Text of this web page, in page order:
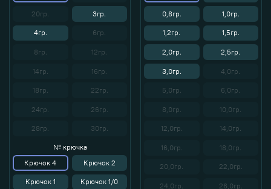
20гр. 3гр.
4гр. 6гр.
8гр. 12гр.
14гр. 16гр.
18гр. 22гр.
24гр. 26гр.
28гр. 30гр.
№ крючка
Крючок 4
Крючок 2
Крючок 1 Крючок 1/0
0,8гр. 1,0гр.
1,2гр. 1,5гр.
2,0гр. 2,5гр.
3,0гр. 4,0гр.
5,0гр. 6,0гр.
8,0гр. 10,0гр.
12,0гр. 14,0гр.
16,0гр. 18,0гр.
20,0гр. 22,0гр.
24,0гр. 26,0гр.